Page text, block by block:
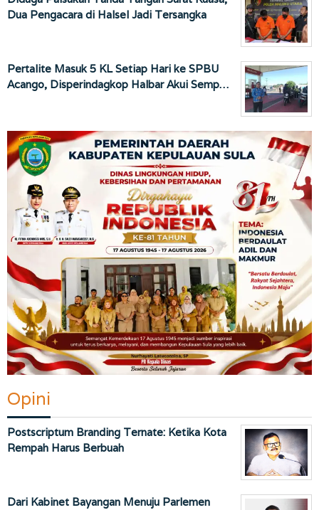
Dua Pengacara di Halsel Jadi Tersangka
Pertalite Masuk 5 KL Setiap Hari ke SPBU
Acango, Disperindagkop Halbar Akui Semp…
Opini
Postscriptum Branding Ternate: Ketika Kota
Rempah Harus Berbuah
Dari Kabinet Bayangan Menuju Parlemen